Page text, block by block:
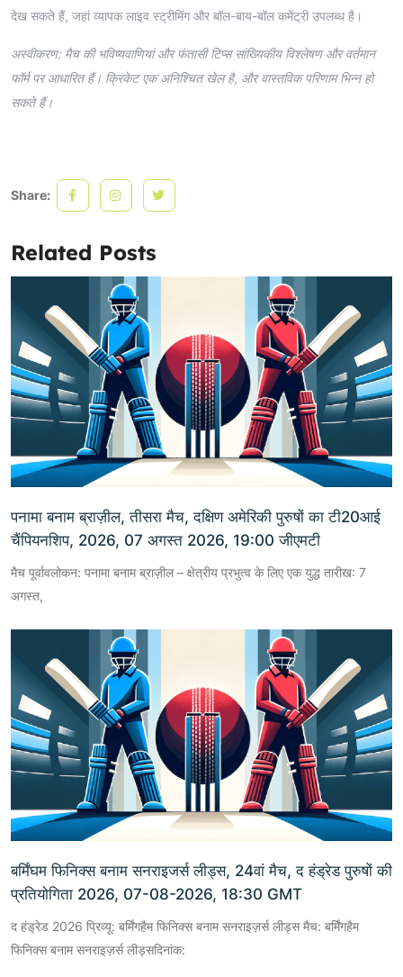
देख सकते हैं, जहां व्यापक लाइव स्ट्रीमिंग और बॉल-बाय-बॉल कमेंट्री उपलब्ध है।
अस्वीकरण: मैच की भविष्यवाणियां और फंतासी टिप्स सांख्यिकीय विश्लेषण और वर्तमान
फॉर्म पर आधारित हैं। क्रिकेट एक अनिश्चित खेल है, और वास्तविक परिणाम भिन्न हो
सकते हैं।
Share:
Related Posts
पनामा बनाम ब्राज़ील, तीसरा मैच, दक्षिण अमेरिकी पुरुषों का टी20आई
चैंपियनशिप, 2026, 07 अगस्त 2026, 19:00 जीएमटी
मैच पूर्वावलोकन: पनामा बनाम ब्राज़ील – क्षेत्रीय प्रभुत्व के लिए एक युद्ध तारीख: 7
अगस्त,
बर्मिंघम फिनिक्स बनाम सनराइजर्स लीड्स, 24वां मैच, द हंड्रेड पुरुषों की
प्रतियोगिता 2026, 07-08-2026, 18:30 GMT
द हंड्रेड 2026 प्रिव्यू: बर्मिंगहैम फिनिक्स बनाम सनराइज़र्स लीड्स मैच: बर्मिंगहैम
फिनिक्स बनाम सनराइज़र्स लीड्सदिनांक: